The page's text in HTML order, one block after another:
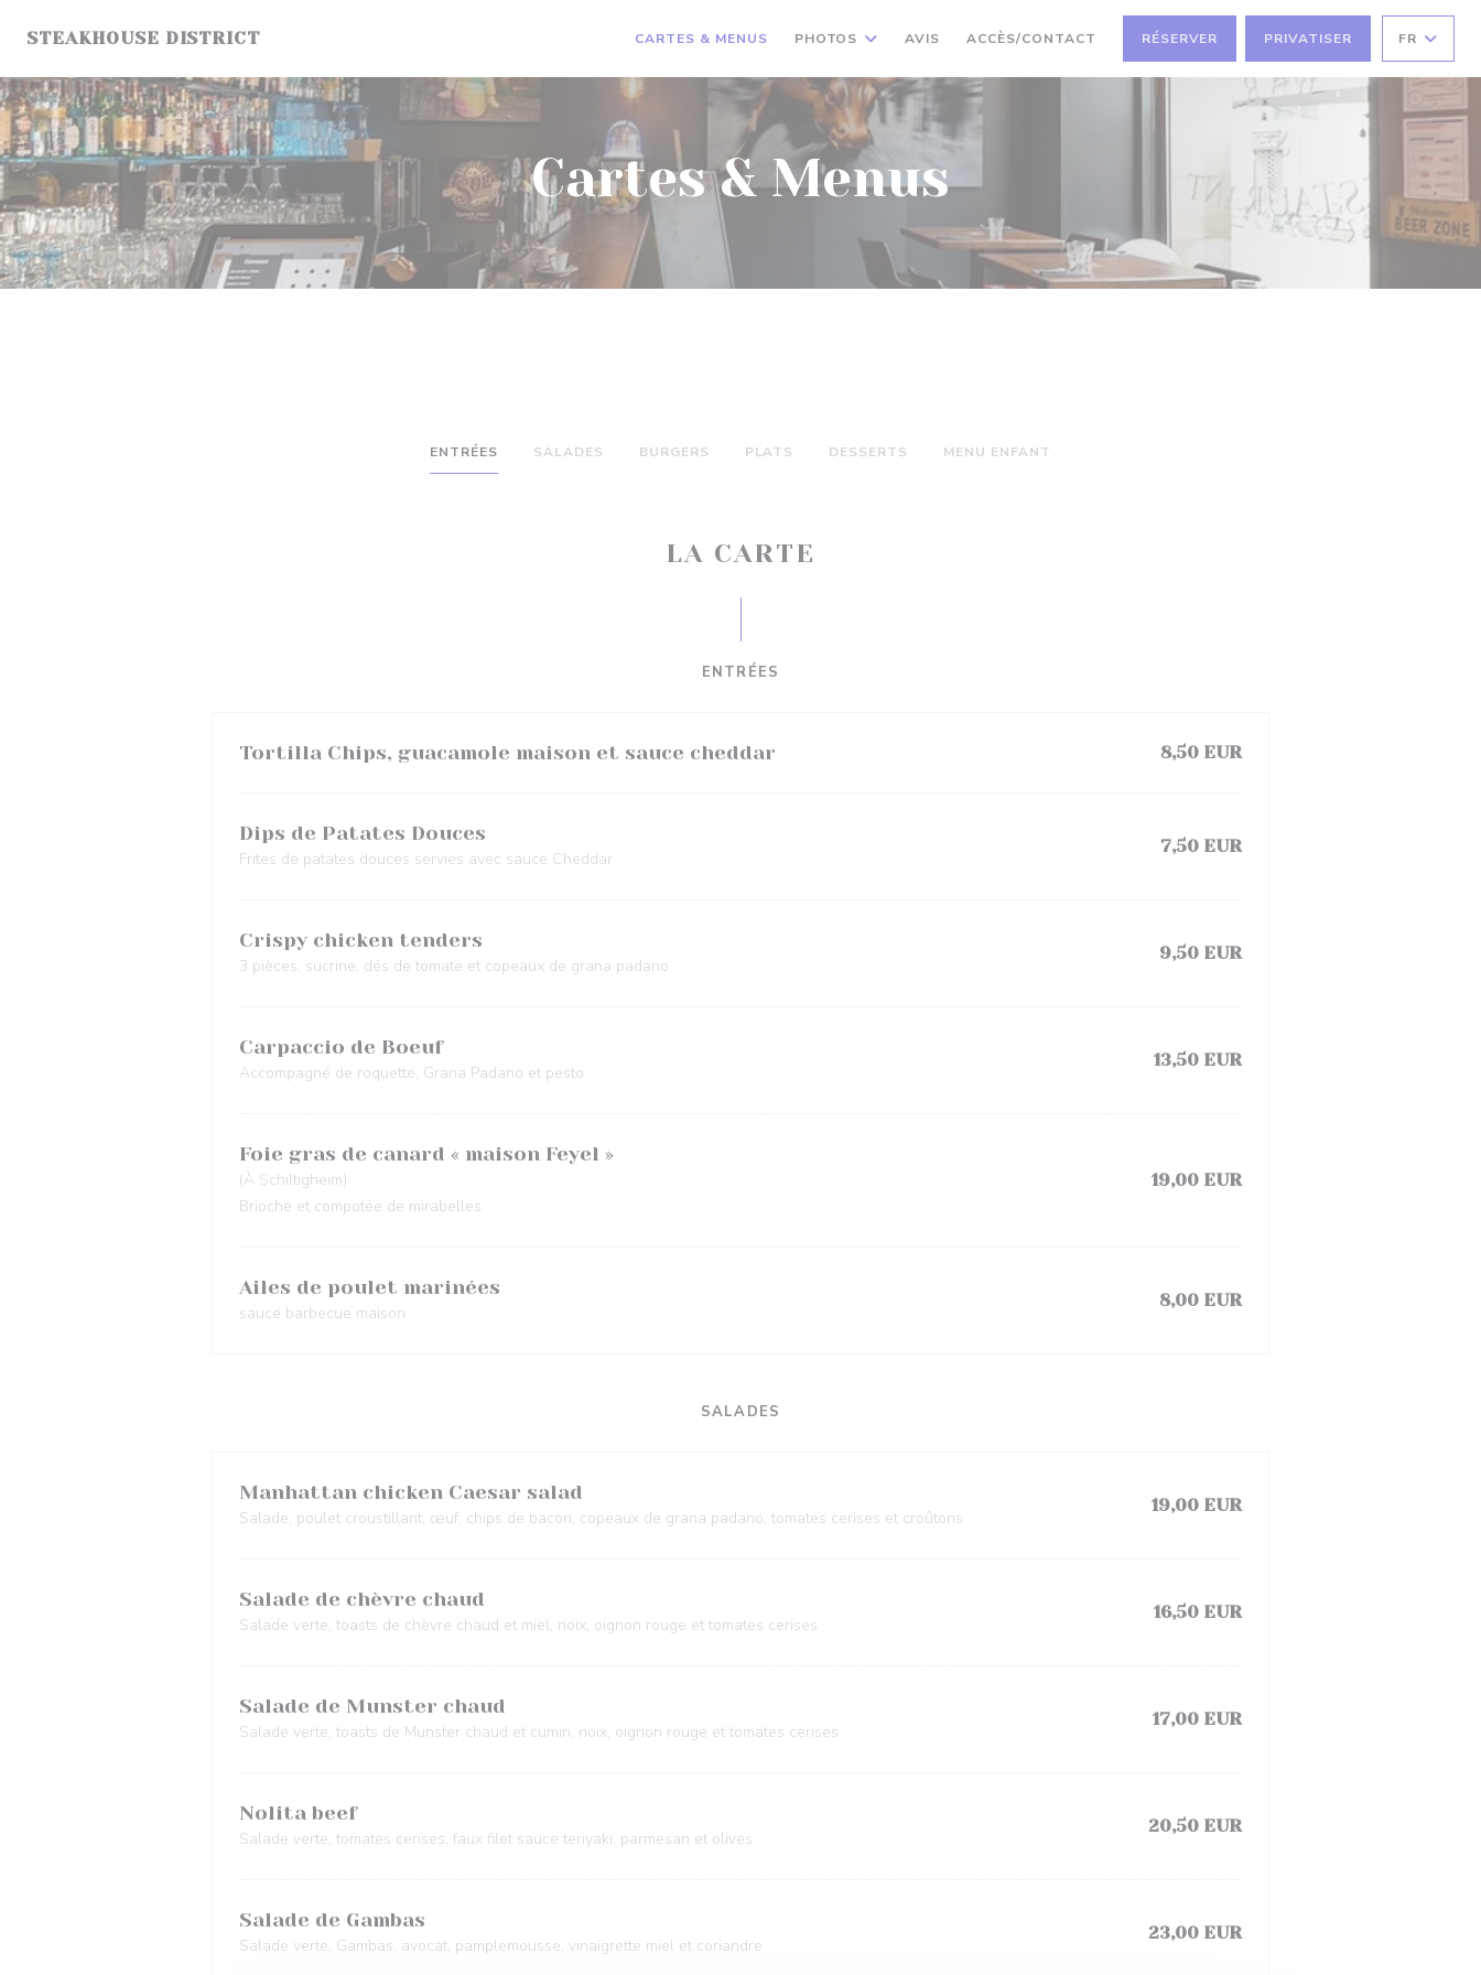
STEAKHOUSE DISTRICT CARTES & MENUS PHOTOS AVIS ACCÈS/CONTACT RÉSERVER PRIVATISER FR
Cartes & Menus
ENTRÉES SALADES BURGERS PLATS DESSERTS MENU ENFANT
LA CARTE
ENTRÉES
Tortilla Chips, guacamole maison et sauce cheddar 8,50 EUR
Dips de Patates Douces
Frites de patates douces servies avec sauce Cheddar
7,50 EUR
Crispy chicken tenders
3 pièces, sucrine, dés de tomate et copeaux de grana padano
9,50 EUR
Carpaccio de Boeuf
Accompagné de roquette, Grana Padano et pesto
13,50 EUR
Foie gras de canard « maison Feyel »
(À Schiltigheim)
Brioche et compotée de mirabelles
19,00 EUR
Ailes de poulet marinées
sauce barbecue maison
8,00 EUR
SALADES
Manhattan chicken Caesar salad
Salade, poulet croustillant, œuf, chips de bacon, copeaux de grana padano, tomates cerises et croûtons
19,00 EUR
Salade de chèvre chaud
Salade verte, toasts de chèvre chaud et miel, noix, oignon rouge et tomates cerises
16,50 EUR
Salade de Munster chaud
Salade verte, toasts de Munster chaud et cumin, noix, oignon rouge et tomates cerises
17,00 EUR
Nolita beef
Salade verte, tomates cerises, faux filet sauce teriyaki, parmesan et olives
20,50 EUR
Salade de Gambas
Salade verte, Gambas, avocat, pamplemousse, vinaigrette miel et coriandre
23,00 EUR